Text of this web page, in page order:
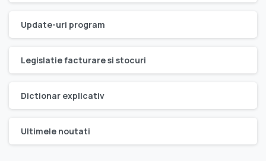
Update-uri program
Legislatie facturare si stocuri
Dictionar explicativ
Ultimele noutati